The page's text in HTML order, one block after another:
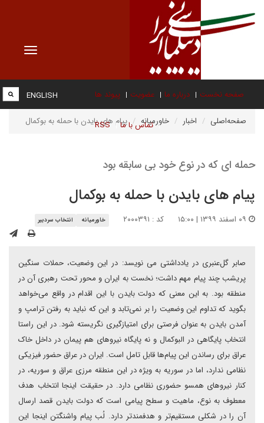
Toggle
صفحه نخست درباره ما عضویت پیوند ها
تماس با ما RSS
ENGLISH
صفحه‌اصلی اخبار خاورمیانه پیام های بایدن با حمله به بوکمال
حمله ای که در نوع خود بی سابقه بود
پیام های بایدن با حمله به بوکمال
کد : ۲۰۰۰۳۹۱ خاورمیانه انتخاب سردبیر
صابر گل‌عنبری در یادداشتی می نویسد: در این وضعیت، حملات سنگین
پریشب چند پیام مهم داشت؛ نخست به ایران و محور تحت رهبری آن در
منطقه بود. به این معنی که دولت بایدن با این اقدام در واقع می‌خواهد
بگوید که تداوم این وضعیت را بر نمی‌تابد و این که نباید به رفتن ترامپ و
آمدن بایدن به عنوان فرصتی برای امتیازگیری نگریسته شود. در این راستا
انتخاب پایگاهی در البوکمال و نه پایگاه نیروهای هم پیمان در داخل خاک
عراق برای رساندن این پیام‌ها قابل تامل است. ایران در عراق حضور فیزیکی
نظامی ندارد، اما در سوریه به ویژه در این منطقه مرزی عراق و سوریه، در
کنار نیروهای همسو حضوری نظامی دارد. در حقیقت اینجا انتخاب هدف
معطوف به نوع، ماهیت و سطح پیامی است که دولت بایدن قصد ارسال
آن را در شکلی مستقیم‌تر و هدفمندتر دارد. لُب پیام واشنگتن اینجا این